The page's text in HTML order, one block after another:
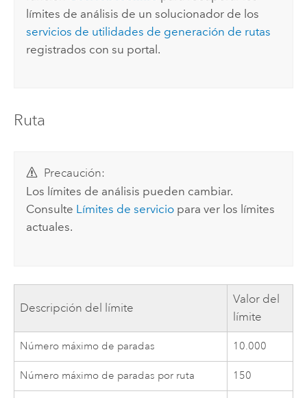
límites de análisis de un solucionador de los
servicios de utilidades de generación de rutas
registrados con su portal.
Ruta
Precaución:
Los límites de análisis pueden cambiar.
Consulte Límites de servicio para ver los límites
actuales.
Descripción del límite
Valor del
límite
Número máximo de paradas 10.000
Número máximo de paradas por ruta 150